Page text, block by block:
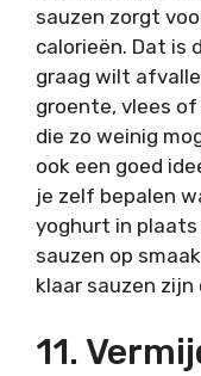
sauzen zorgt
calorieën. Dat is
graag wilt
groente, vlees of
die zo weinig
ook een goed
je zelf bepalen
yoghurt in plaats
sauzen op
klaar sauzen zijn
11.